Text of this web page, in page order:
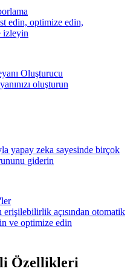
edin, optimize edin,
izleyin
Oluşturucu
oluşturun
yapay zeka sayesinde birçok
giderin
erişilebilirlik açısından otomatik
ve optimize edin
Özellikleri